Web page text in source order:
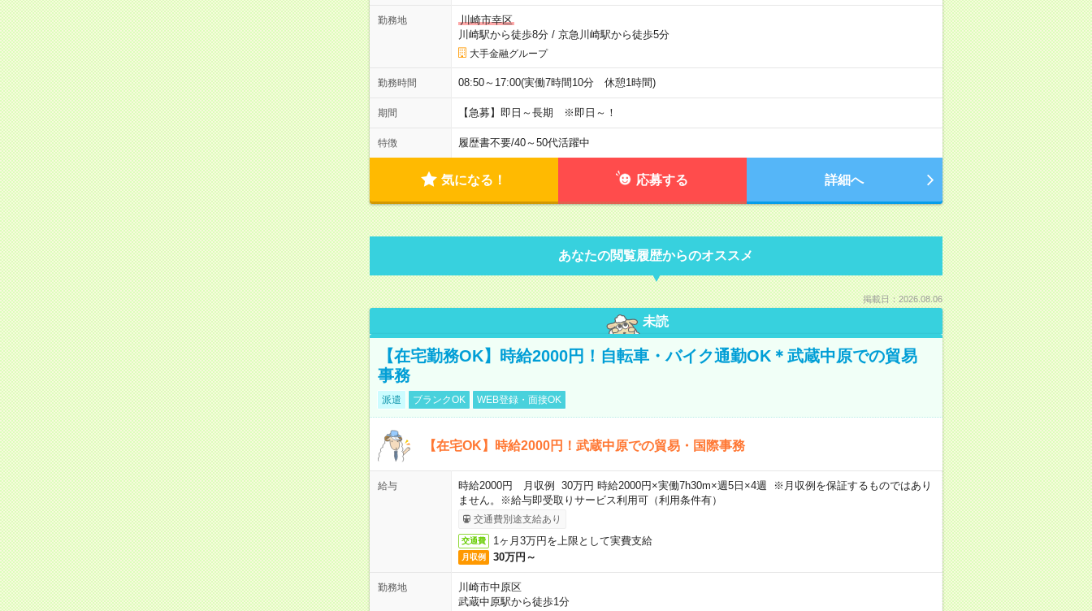
勤務地
川崎市幸区
川崎駅から徒歩8分/ 京急川崎駅から徒歩5分
大手金融グループ
勤務時間 08:50～17:00(実働7時間10分 休憩1時間)
期間 【急募】即日～長期 ※即日～！
特徴 履歴書不要/40～50代活躍中
気になる！ 応募する 詳細へ
あなたの閲覧履歴からのオススメ
掲載日：2026.08.06
未読
【在宅勤務OK】時給2000円！自転車・バイク通勤OK＊武蔵中原での貿易
事務
派遣 ブランクOK WEB登録・面接OK
【在宅OK】時給2000円！武蔵中原での貿易・国際事務
給与
時給2000円 月収例 30万円 時給2000円×実働7h30m×週5日×4週 ※月収例を保証するものではあり
ません。※給与即受取りサービス利用可（利用条件有）
交通費別途支給あり
交通費 1ヶ月3万円を上限として実費支給
月収例 30万円～
勤務地
川崎市中原区
武蔵中原駅から徒歩1分